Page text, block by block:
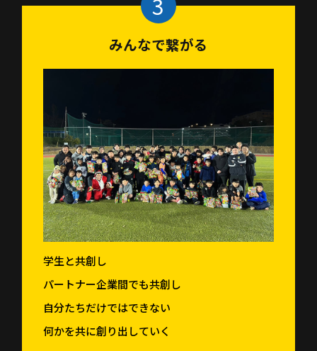
みんなで繋がる
学生と共創し
パートナー企業間でも共創し
自分たちだけではできない
何かを共に創り出していく